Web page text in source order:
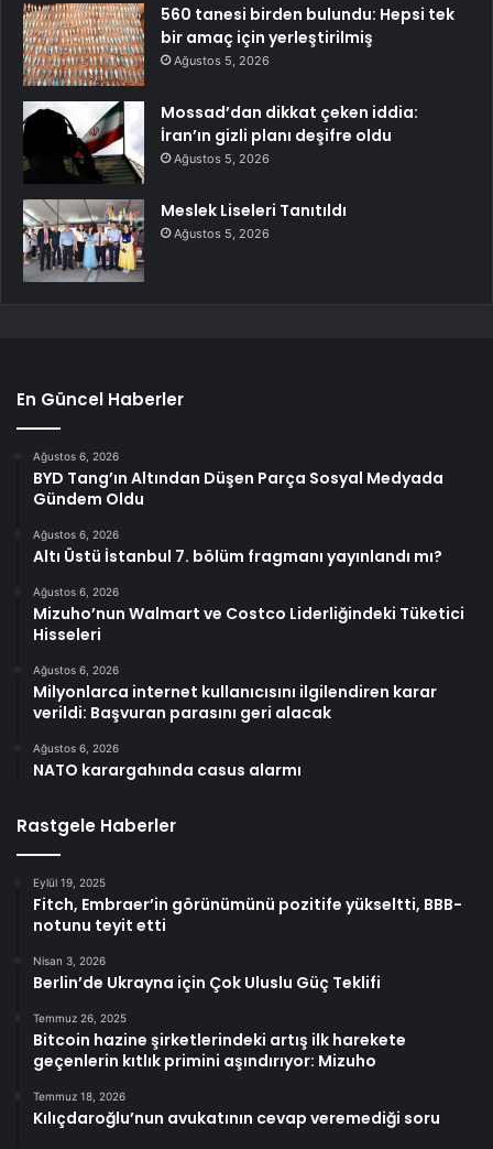
560 tanesi birden bulundu: Hepsi tek
bir amaç için yerleştirilmiş
Ağustos 5, 2026
Mossad’dan dikkat çeken iddia:
İran’ın gizli planı deşifre oldu
Ağustos 5, 2026
Meslek Liseleri Tanıtıldı
Ağustos 5, 2026
En Güncel Haberler
Ağustos 6, 2026
BYD Tang’ın Altından Düşen Parça Sosyal Medyada
Gündem Oldu
Ağustos 6, 2026
Altı Üstü İstanbul 7. bölüm fragmanı yayınlandı mı?
Ağustos 6, 2026
Mizuho’nun Walmart ve Costco Liderliğindeki Tüketici
Hisseleri
Ağustos 6, 2026
Milyonlarca internet kullanıcısını ilgilendiren karar
verildi: Başvuran parasını geri alacak
Ağustos 6, 2026
NATO karargahında casus alarmı
Rastgele Haberler
Eylül 19, 2025
Fitch, Embraer’in görünümünü pozitife yükseltti, BBB-
notunu teyit etti
Nisan 3, 2026
Berlin’de Ukrayna için Çok Uluslu Güç Teklifi
Temmuz 26, 2025
Bitcoin hazine şirketlerindeki artış ilk harekete
geçenlerin kıtlık primini aşındırıyor: Mizuho
Temmuz 18, 2026
Kılıçdaroğlu’nun avukatının cevap veremediği soru